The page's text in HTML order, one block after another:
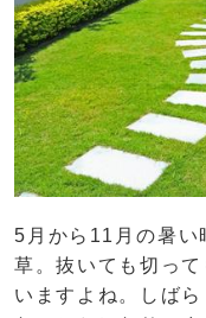
5月から11月の暑い
草。抜いても切っ
いますよね。しば